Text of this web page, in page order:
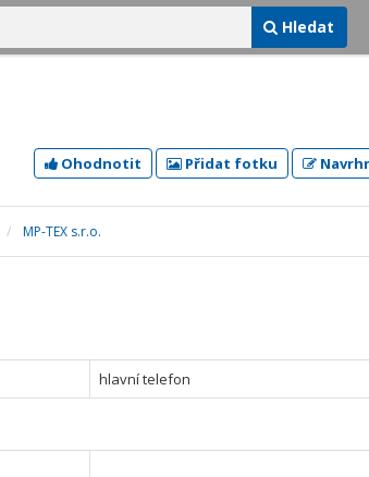
Hledat
Ohodnotit Přidat fotku
MP-TEX s.r.o.
hlavní telefon